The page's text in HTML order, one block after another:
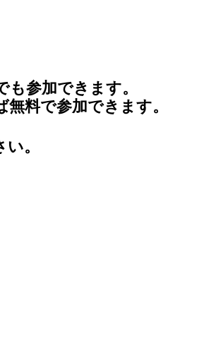
参加できます。
料で参加できます。
。